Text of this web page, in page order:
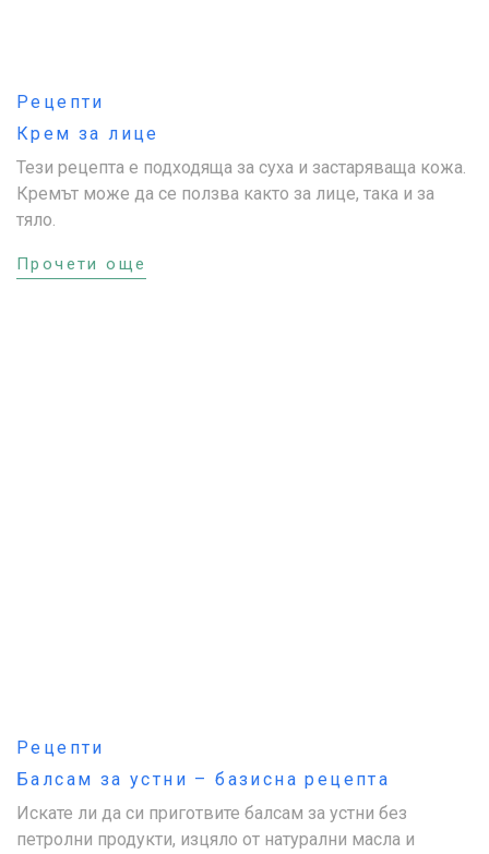
Рецепти
Крем за лице
Тези рецепта е подходяща за суха и застаряваща кожа.
Кремът може да се ползва както за лице, така и за
тяло.
Прочети още
Рецепти
Балсам за устни – базисна рецепта
Искате ли да си приготвите балсам за устни без
петролни продукти, изцяло от натурални масла и